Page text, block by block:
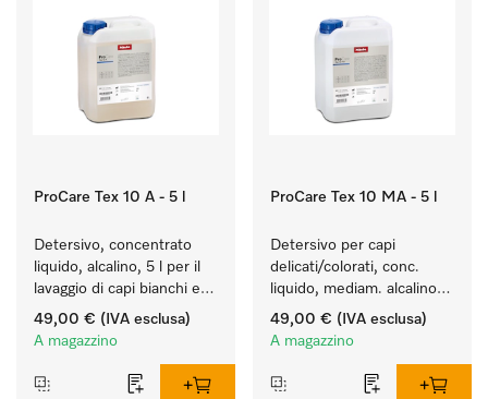
ProCare Tex 10 A - 5 l
Detersivo, concentrato
liquido, alcalino, 5 l per il
lavaggio di capi bianchi e
colorati resistenti.
49,00 € (IVA esclusa)
A magazzino
ProCare Tex 10 MA - 5 l
Detersivo per capi
delicati/colorati, conc.
liquido, mediam. alcalino,
5 l per il lavaggio di capi
colorati e capi delicati.
49,00 € (IVA esclusa)
A magazzino